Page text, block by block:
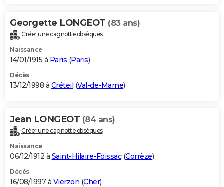
Georgette LONGEOT (83 ans)
Créer une cagnotte obsèques
Naissance
14/01/1915 à Paris (Paris)
Décès
13/12/1998 à Créteil (Val-de-Marne)
Jean LONGEOT (84 ans)
Créer une cagnotte obsèques
Naissance
06/12/1912 à Saint-Hilaire-Foissac(Corrèze)
Décès
16/08/1997 à Vierzon (Cher)